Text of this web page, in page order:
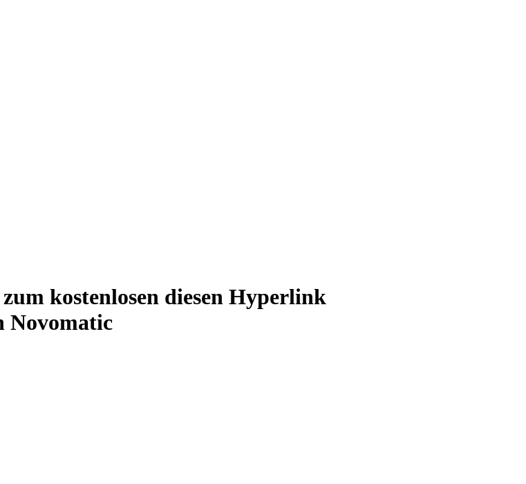
kostenlosen diesen Hyperlink
Novomatic